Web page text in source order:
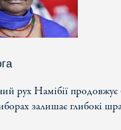
рух Намібії продовжує
залишає глибокі